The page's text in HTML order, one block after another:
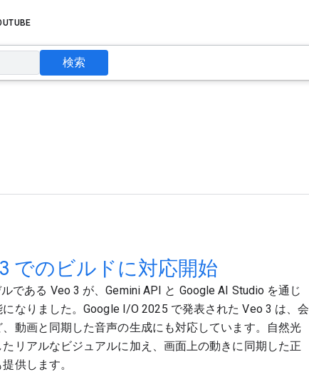
検索
でのビルドに対応開始
である Veo 3 が、Gemini API と Google AI Studio を通じ
なりました。Google I/O 2025 で発表された Veo 3 は、会
動画と同期した音声の生成にも対応しています。自然光
リアルなビジュアルに加え、画面上の動きに同期した正
供します。